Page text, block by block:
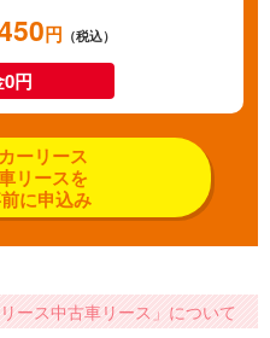
円 （税込）
円
ーリース
リースを
に申込み
ース中古車リース」について